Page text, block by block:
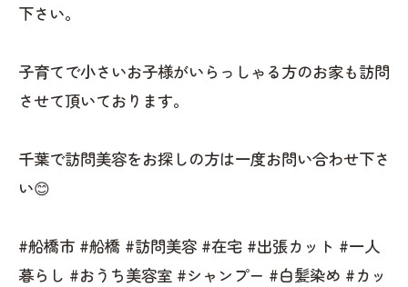
下さい。
子育てで小さいお子様がいらっしゃる方のお家も訪問
させて頂いております。
千葉で訪問美容をお探しの方は一度お問い合わせ下さ
い😊
#船橋市 #船橋 #訪問美容 #在宅 #出張カット #一人
暮らし #おうち美容室 #シャンプー #白髪染め #カッ